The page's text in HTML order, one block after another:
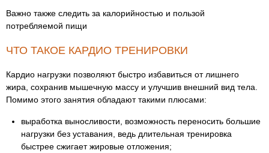
Важно также следить за калорийностью и пользой
потребляемой пищи
ЧТО ТАКОЕ КАРДИО ТРЕНИРОВКИ
Кардио нагрузки позволяют быстро избавиться от лишнего
жира, сохранив мышечную массу и улучшив внешний вид тела.
Помимо этого занятия обладают такими плюсами:
выработка выносливости, возможность переносить большие
нагрузки без уставания, ведь длительная тренировка
быстрее сжигает жировые отложения;